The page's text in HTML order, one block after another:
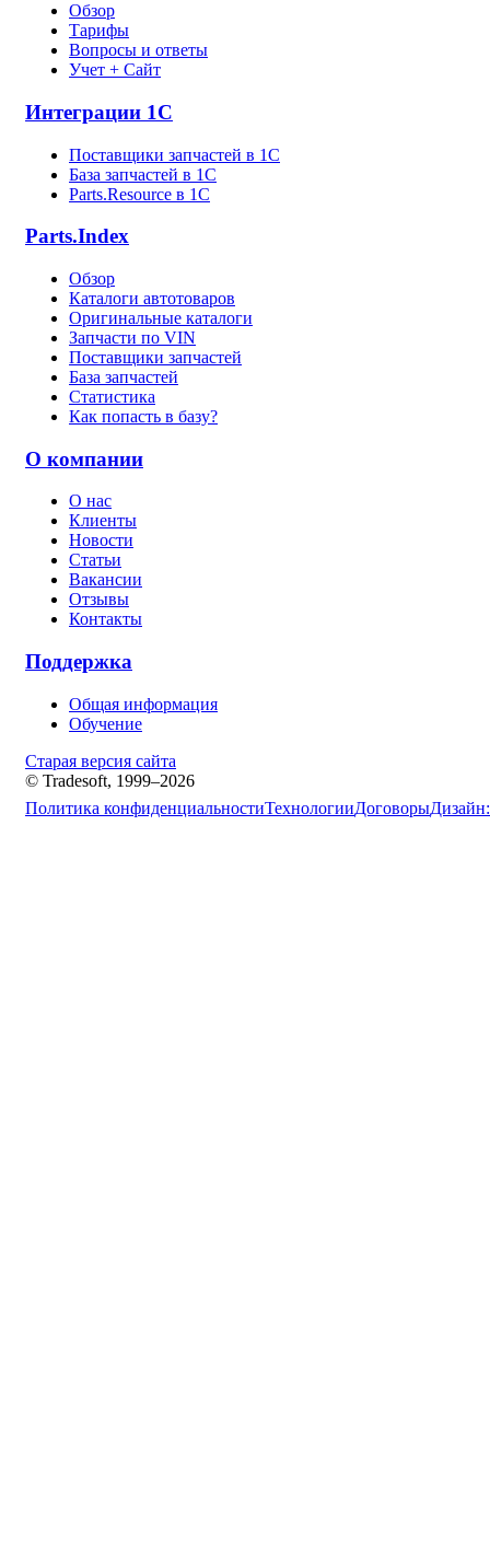
Обзор
Тарифы
Вопросы и ответы
Учет + Сайт
Интеграции 1С
Поставщики запчастей в 1C
База запчастей в 1С
Parts.Resource в 1C
Parts.Index
Обзор
Каталоги автотоваров
Оригинальные каталоги
Запчасти по VIN
Поставщики запчастей
База запчастей
Статистика
Как попасть в базу?
О компании
О нас
Клиенты
Новости
Статьи
Вакансии
Отзывы
Контакты
Поддержка
Общая информация
Обучение
Старая версия сайта
© Tradesoft, 1999–2026
Политика конфиденциальностиТехнологииДоговорыДизайн: